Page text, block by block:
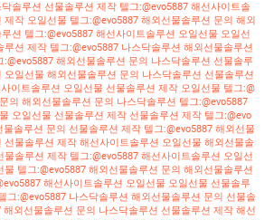
솔루션 선물솔루션 제작 텔그:@evo5887 해선사이트솔
작 오일선물 텔그:@evo5887 해외선물솔루션 문의 해외
션 텔그:@evo5887 해선사이트솔루션 오일선물 오일선
션 제작 텔그:@evo5887 나스닥솔루션 해외선물솔루션
해외선물솔루션 문의 나스닥솔루션 선물솔루
일선물 해외선물솔루션 문의 나스닥솔루션 선물솔루션
이트솔루션 오일선물 선물솔루션 제작 오일선물 텔그:@
의 해외선물솔루션 문의 나스닥솔루션 텔그:@evo5887
오일선물 선물솔루션 제작 선물솔루션 제작 텔그:@evo
솔루션 문의 선물솔루션 제작 텔그:@evo5887 해외선물
물솔루션 제작 해선사이트솔루션 오일선물 해외선물솔
솔루션 제작 텔그:@evo5887 해선사이트솔루션 오일선
텔그:@evo5887 해외선물솔루션 문의 해외선물솔루션
해선사이트솔루션 오일선물 오일선물 선물솔루
그:@evo5887 나스닥솔루션 해외선물솔루션 문의 선물솔
해외선물솔루션 문의 나스닥솔루션 선물솔루션 제작 해선